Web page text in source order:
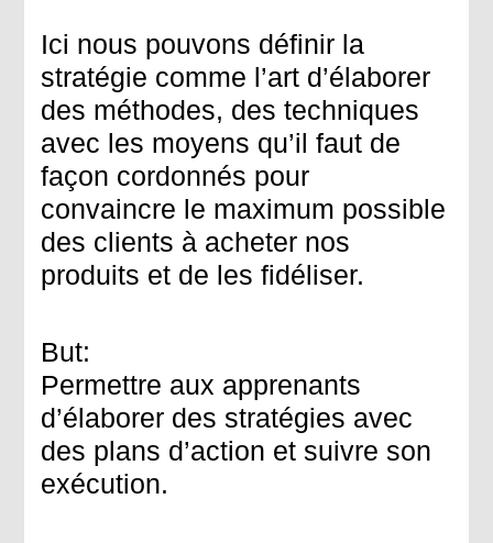
Ici nous pouvons définir la
stratégie comme l’art d’élaborer
des méthodes, des techniques
avec les moyens qu’il faut de
façon cordonnés pour
convaincre le maximum possible
des clients à acheter nos
produits et de les fidéliser.
But:
Permettre aux apprenants
d’élaborer des stratégies avec
des plans d’action et suivre son
exécution.